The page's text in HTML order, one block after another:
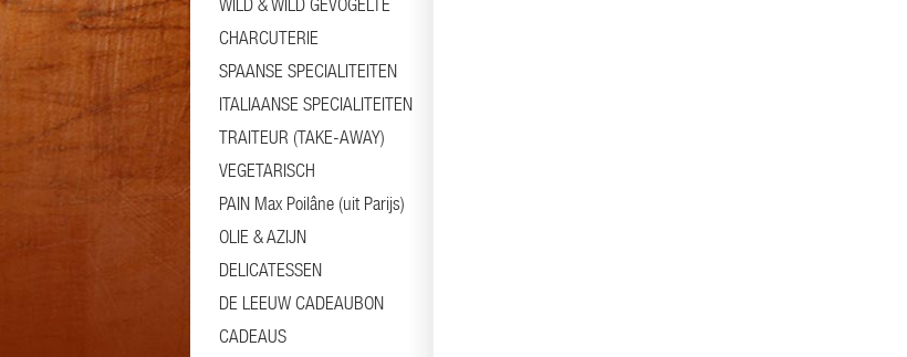
WILD & WILD GEVOGELTE
CHARCUTERIE
SPAANSE SPECIALITEITEN
ITALIAANSE SPECIALITEITEN
TRAITEUR (TAKE-AWAY)
VEGETARISCH
PAIN Max Poilâne (uit Parijs)
OLIE & AZIJN
DELICATESSEN
DE LEEUW CADEAUBON
CADEAUS